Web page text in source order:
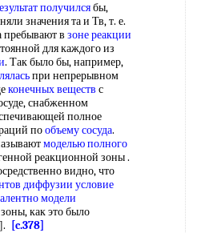
получилсябы,
значения та и Тв, т. е.
пребывают в зоне реакции
для каждого из
. Так было бы, например,
при непрерывном
конечных веществ с
снабженном
полное
пообъему сосуда.
моделью полного
реакционной зоны .
видно, что
диффузии условие
модели
как это было
[c.378]